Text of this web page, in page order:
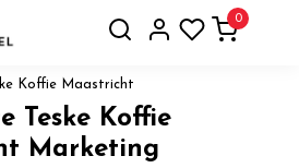
0
Koffie Maastricht
Teske Koffie
Marketing